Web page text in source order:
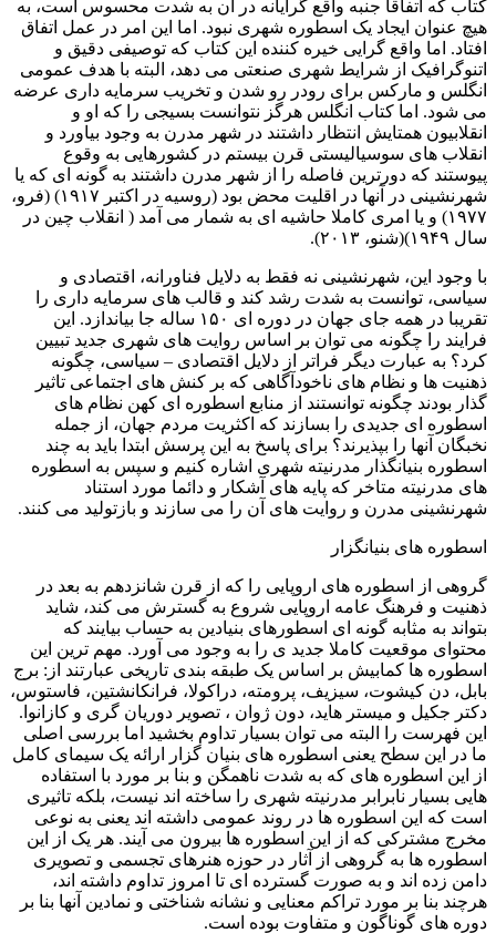
کتاب که اتفاقا جنبه واقع گرایانه در آن به شدت محسوس است، به
هیچ عنوان ایجاد یک اسطوره شهری نبود. اما این امر در عمل اتفاق
افتاد. اما واقع گرایی خیره کننده این کتاب که توصیفی دقیق و
اتنوگرافیک از شرایط شهری صنعتی می دهد، البته با هدف عمومی
انگلس و مارکس برای رودر رو شدن و تخریب سرمایه داری عرضه
می شود. اما کتاب انگلس هرگز نتوانست بسیجی را که او و
انقلابیون همتایش انتظار داشتند در شهر مدرن به وجود بیاورد و
انقلاب های سوسیالیستی قرن بیستم در کشورهایی به وقوع
پیوستند که دورترین فاصله را از شهر مدرن داشتند به گونه ای که یا
شهرنشینی در آنها در اقلیت محض بود (روسیه در اکتبر ۱۹۱۷) (فرو،
۱۹۷۷) و یا امری کاملا حاشیه ای به شمار می آمد ( انقلاب چین در
سال ۱۹۴۹)(شنو، ۲۰۱۳).
با وجود این، شهرنشینی نه فقط به دلایل فناورانه، اقتصادی و
سیاسی، توانست به شدت رشد کند و قالب های سرمایه داری را
تقریبا در همه جای جهان در دوره ای ۱۵۰ ساله جا بیاندازد. این
فرایند را چگونه می توان بر اساس روایت های شهری جدید تبیین
کرد؟ به عبارت دیگر فراتر از دلایل اقتصادی – سیاسی، چگونه
ذهنیت ها و نظام های ناخودآگاهی که بر کنش های اجتماعی تاثیر
گذار بودند چگونه توانستند از منابع اسطوره ای کهن نظام های
اسطوره ای جدیدی را بسازند که اکثریت مردم جهان، از جمله
نخبگان آنها را بپذیرند؟ برای پاسخ به این پرسش ابتدا باید به چند
اسطوره بنیانگذار مدرنیته شهری اشاره کنیم و سپس به اسطوره
های مدرنیته متاخر که پایه های آشکار و دائما مورد استناد
شهرنشینی مدرن و روایت های آن را می سازند و بازتولید می کنند.
اسطوره های بنیانگزار
گروهی از اسطوره های اروپایی را که از قرن شانزدهم به بعد در
ذهنیت و فرهنگ عامه اروپایی شروع به گسترش می کند، شاید
بتواند به مثابه گونه ای اسطورهای بنیادین به حساب بیایند که
محتوای موقعیت کاملا جدید ی را به وجود می آورد. مهم ترین این
اسطوره ها کمابیش بر اساس یک طبقه بندی تاریخی عبارتند از: برج
بابل، دن کیشوت، سیزیف، پرومته، دراکولا، فرانکانشتین، فاستوس،
دکتر جکیل و میستر هاید، دون ژوان ، تصویر دوریان گری و کازانوا.
این فهرست را البته می توان بسیار تداوم بخشید اما بررسی اصلی
ما در این سطح یعنی اسطوره های بنیان گزار ارائه یک سیمای کامل
از این اسطوره های که به شدت ناهمگن و بنا بر مورد با استفاده
هایی بسیار نابرابر مدرنیته شهری را ساخته اند نیست، بلکه تاثیری
است که این اسطوره ها در روند عمومی داشته اند یعنی به نوعی
مخرج مشترکی که از این اسطوره ها بیرون می آیند. هر یک از این
اسطوره ها به گروهی از آثار در حوزه هنرهای تجسمی و تصویری
دامن زده اند و به صورت گسترده ای تا امروز تداوم داشته اند،
هرچند بنا بر مورد تراکم معنایی و نشانه شناختی و نمادین آنها بنا بر
دوره های گوناگون و متفاوت بوده است.